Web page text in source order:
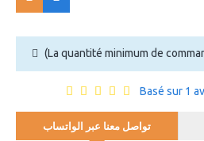
Basé sur 1
(La quantité minimum de
تواصل معنا عبر الواتساب